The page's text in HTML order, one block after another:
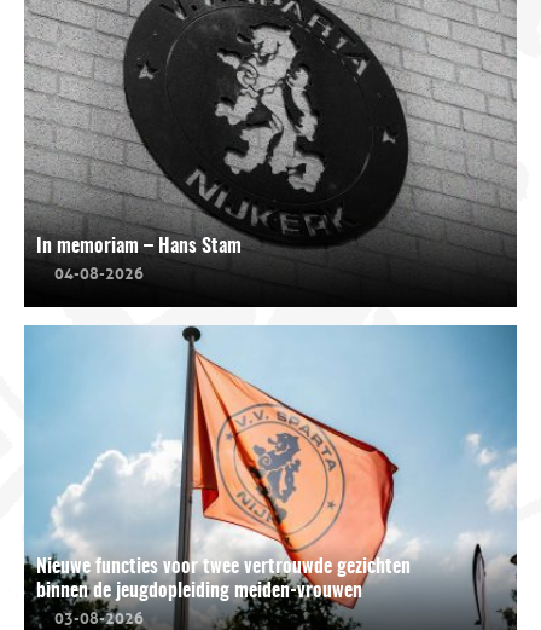
In memoriam – Hans Stam
04-08-2026
Nieuwe functies voor twee vertrouwde gezichten
binnen de jeugdopleiding meiden-vrouwen
03-08-2026